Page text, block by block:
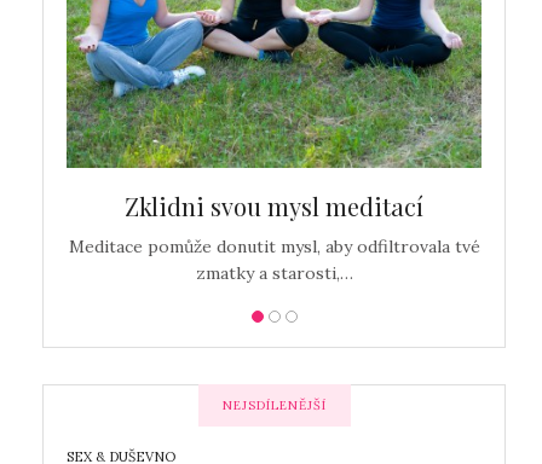
Zklidni svou mysl meditací
Meditace pomůže donutit mysl, aby odfiltrovala tvé
zmatky a starosti,…
NEJSDÍLENĚJŠÍ
SEX & DUŠEVNO